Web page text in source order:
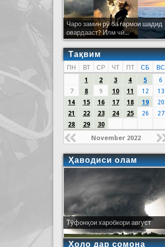
Чаро замин рӯ ба гармои шадид
овардааст? Илм чӣ...
Тақвим
ПН ВТ СР ЧТ ПТ СБ
ВС
1
2 3 4 5
6
7
8 9 10 11 12
13
14
15 16 17 18 19
20
21
22 23 24 25 26
27
28
29 30
November 2022
Ҳаводиси олам
Тӯфонҳои харобкори август
Ҳоло дар сомона